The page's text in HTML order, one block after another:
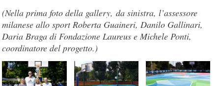
(Nella prima foto della gallery, da sinistra, l’assessore
milanese allo sport Roberta Guaineri, Danilo Gallinari,
Daria Braga di Fondazione Laureus e Michele Ponti,
coordinatore del progetto.)